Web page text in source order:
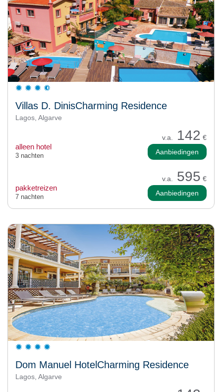
Villas D. DinisCharming Residence
Lagos, Algarve
v.a. 142 €
alleen hotel
3 nachten Aanbiedingen
v.a. 595 €
pakketreizen
7 nachten Aanbiedingen
Dom Manuel HotelCharming Residence
Lagos, Algarve